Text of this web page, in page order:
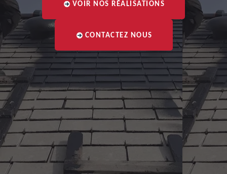
VOIR NOS RÉALISATIONS
CONTACTEZ NOUS